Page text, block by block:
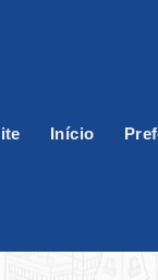
Início